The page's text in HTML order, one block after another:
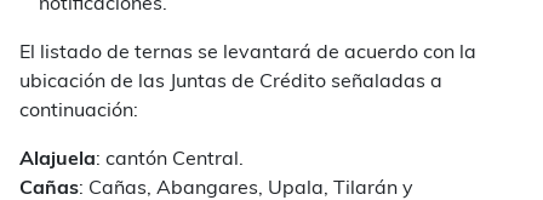
notificaciones.
El listado de ternas se levantará de acuerdo con la
ubicación de las Juntas de Crédito señaladas a
continuación:
Alajuela: cantón Central.
Cañas: Cañas, Abangares, Upala, Tilarán y